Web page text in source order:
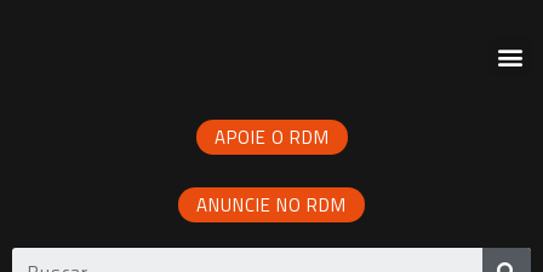
APOIE O RDM
ANUNCIE NO RDM